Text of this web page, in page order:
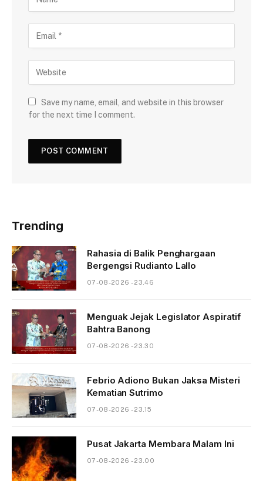
Save my name, email, and website in this browser
for the next time I comment.
Trending
Rahasia di Balik Penghargaan
Bergengsi Rudianto Lallo
07-08-2026 - 23.46
Menguak Jejak Legislator Aspiratif
Bahtra Banong
07-08-2026 - 23.30
Febrio Adiono Bukan Jaksa Misteri
Kematian Sutrimo
07-08-2026 - 23.15
Pusat Jakarta Membara Malam Ini
07-08-2026 - 23.00